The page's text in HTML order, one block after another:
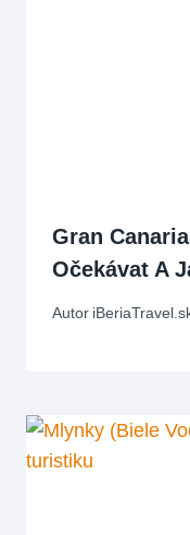
Gran
Očekávat A
Autor